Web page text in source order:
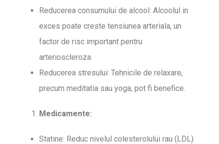
Reducerea consumului de alcool: Alcoolul in
exces poate creste tensiunea arteriala, un
factor de risc important pentru
arterioscleroza.
Reducerea stresului: Tehnicile de relaxare,
precum meditatia sau yoga, pot fi benefice.
Medicamente:
Statine: Reduc nivelul colesterolului rau (LDL)